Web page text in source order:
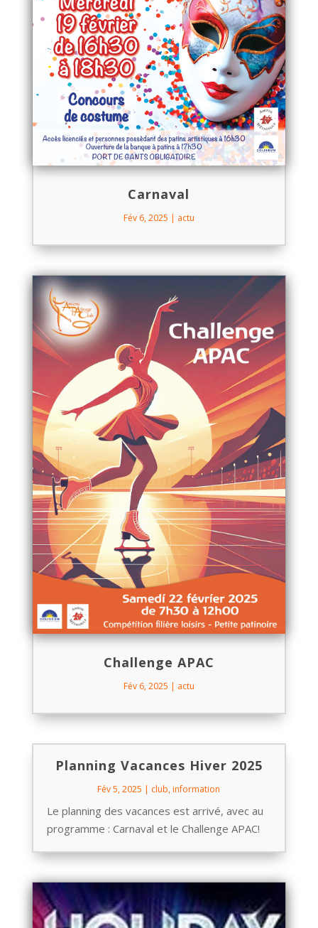
Carnaval
Fév 6, 2025 | actu
Challenge APAC
Fév 6, 2025 | actu
Planning Vacances Hiver 2025
Fév 5, 2025 | club,information
Le planning des vacances est arrivé, avec au
programme : Carnaval et le Challenge APAC!